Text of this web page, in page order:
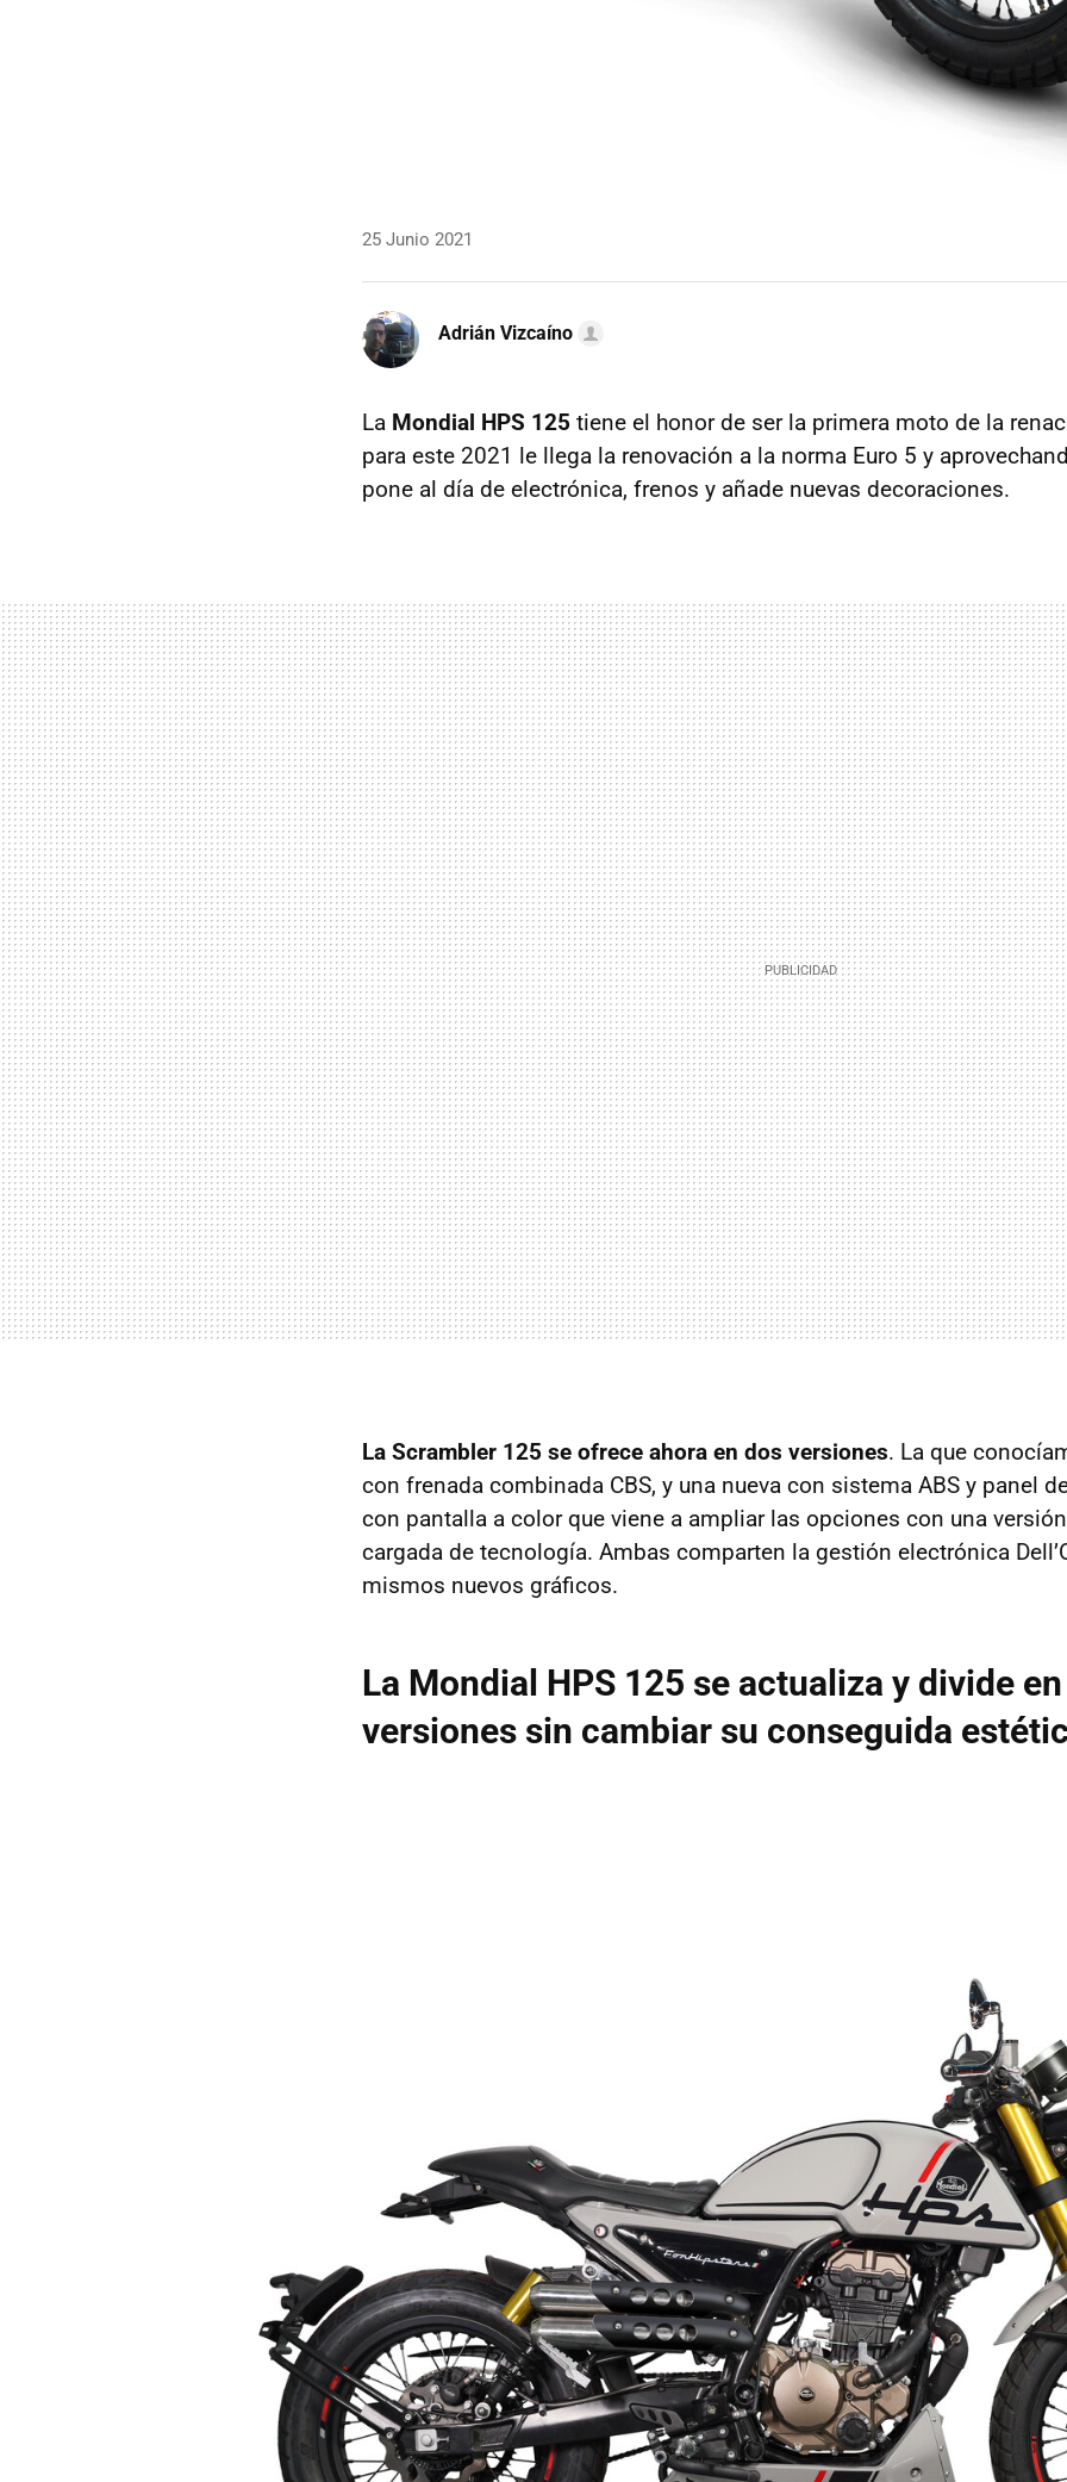
25 Junio 2021
Adrián Vizcaíno
La Mondial HPS 125 tiene el honor de ser la primera moto de la
para este 2021 le llega la renovación a la norma Euro 5 y
pone al día de electrónica, frenos y añade nuevas decoraciones.
La Scrambler 125 se ofrece ahora en dos versiones. La que
con frenada combinada CBS, y una nueva con sistema ABS y panel
con pantalla a color que viene a ampliar las opciones con una
cargada de tecnología. Ambas comparten la gestión electrónica
mismos nuevos gráficos.
La Mondial HPS 125 se actualiza y divide
versiones sin cambiar su conseguida